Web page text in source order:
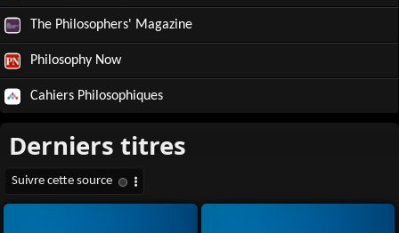
The Philosophers' Magazine
Philosophy Now
Cahiers Philosophiques